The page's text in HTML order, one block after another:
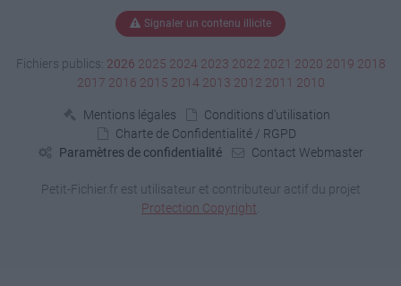
Signaler un contenu illicite
Fichiers publics: 2026 2025 2024 2023 2022 2021 2020 2019 2018
2017 2016 2015 2014 2013 2012 2011 2010
Mentions légales
Conditions d'utilisation
Charte de Confidentialité / RGPD
Paramètres de confidentialité
Contact Webmaster
Petit-Fichier.fr est utilisateur et contributeur actif du projet
Protection Copyright